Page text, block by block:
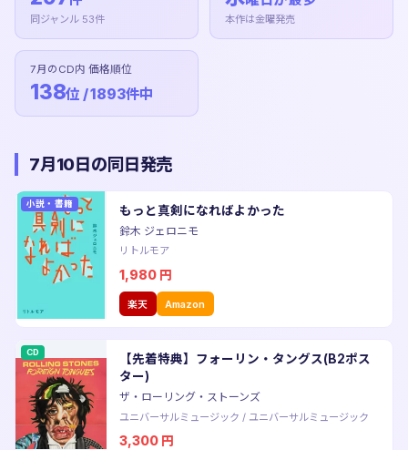
同ジャンル 53件 本作は金曜発売
7月のCD内 価格順位
138位 / 1893件中
7月10日の同日発売
小説・書籍 もっと真剣になればよかった
鈴木 ジェロニモ
リトルモア
1,980 円
楽天 Amazon
CD
【先着特典】フォーリン・タングス(B2ポス
ター)
ザ・ローリング・ストーンズ
ユニバーサルミュージック / ユニバーサルミュージック
3,300 円